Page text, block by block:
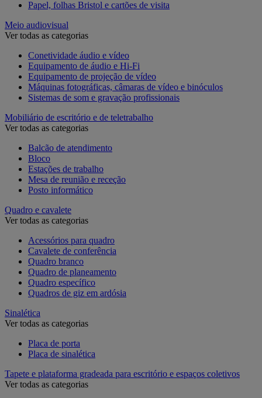
Papel, folhas Bristol e cartões de visita
Meio audiovisual
Ver todas as categorias
Conetividade áudio e vídeo
Equipamento de áudio e Hi-Fi
Equipamento de projeção de vídeo
Máquinas fotográficas, câmaras de vídeo e binóculos
Sistemas de som e gravação profissionais
Mobiliário de escritório e de teletrabalho
Ver todas as categorias
Balcão de atendimento
Bloco
Estações de trabalho
Mesa de reunião e receção
Posto informático
Quadro e cavalete
Ver todas as categorias
Acessórios para quadro
Cavalete de conferência
Quadro branco
Quadro de planeamento
Quadro específico
Quadros de giz em ardósia
Sinalética
Ver todas as categorias
Placa de porta
Placa de sinalética
Tapete e plataforma gradeada para escritório e espaços coletivos
Ver todas as categorias